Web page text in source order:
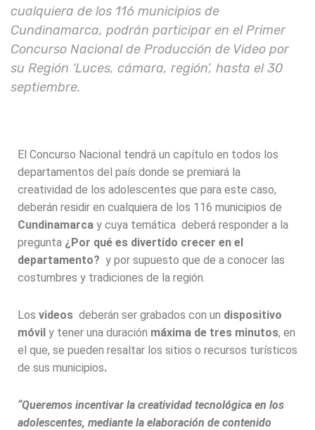
cualquiera de los 116 municipios de
Cundinamarca, podrán participar en el Primer
Concurso Nacional de Producción de Video por
su Región ‘Luces, cámara, región’, hasta el 30
septiembre.
El Concurso Nacional tendrá un capítulo en todos los
departamentos del país donde se premiará la
creatividad de los adolescentes que para este caso,
deberán residir en cualquiera de los 116 municipios de
Cundinamarca y cuya temática deberá responder a la
pregunta ¿Por qué es divertido crecer en el
departamento? y por supuesto que de a conocer las
costumbres y tradiciones de la región.
Los videos deberán ser grabados con un dispositivo
móvil y tener una duración máxima de tres minutos, en
el que, se pueden resaltar los sitios o recursos turísticos
de sus municipios.
“Queremos incentivar la creatividad tecnológica en los
adolescentes, mediante la elaboración de contenido